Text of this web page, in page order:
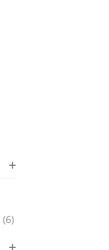
(6)